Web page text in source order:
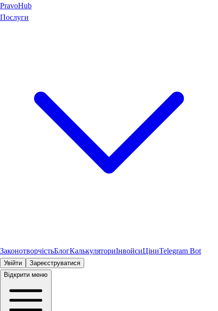
PravoHub
Послуги
ЗаконотворчістьБлогКалькуляториІнвойсиЦіниTelegram Bot
Увійти
Зареєструватися
Відкрити меню